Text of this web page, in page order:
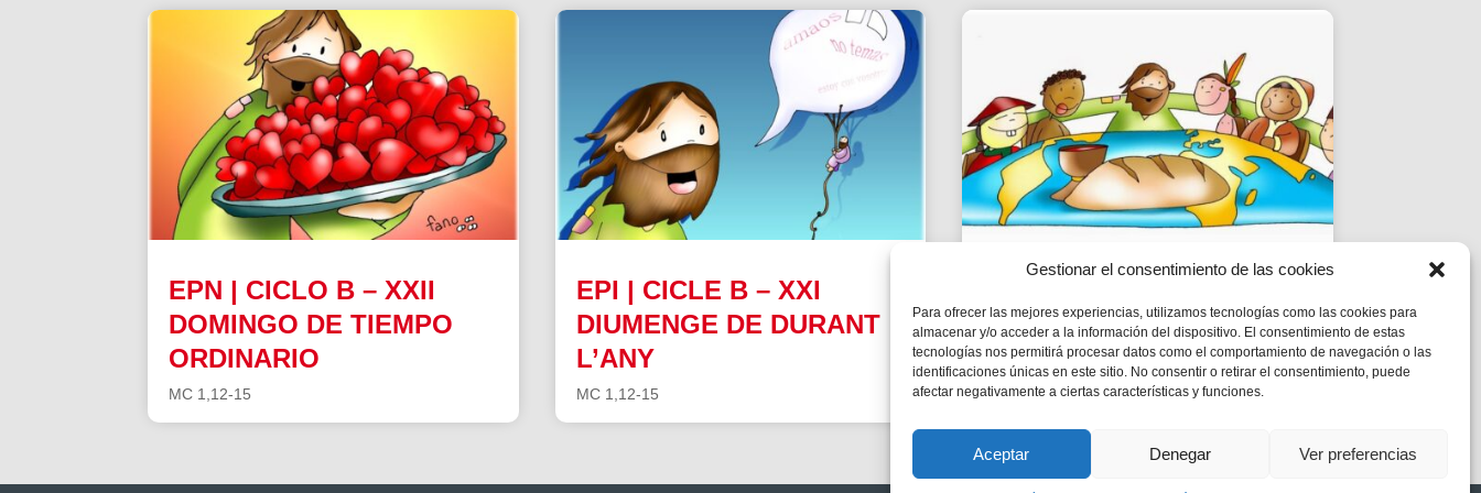
Gestionar el consentimiento de las cookies
Para ofrecer las mejores experiencias, utilizamos tecnologías como las cookies para
almacenar y/o acceder a la información del dispositivo. El consentimiento de estas
tecnologías nos permitirá procesar datos como el comportamiento de navegación o las
identificaciones únicas en este sitio. No consentir o retirar el consentimiento, puede
afectar negativamente a ciertas características y funciones.
Aceptar Denegar Ver preferencias
EPN | CICLO B – XXII
DOMINGO DE TIEMPO
ORDINARIO
MC 1,12-15
EPI | CICLE B – XXI
DIUMENGE DE DURANT
L’ANY
MC 1,12-15
DIUMENGE DE DURANT
L’ANY
MC 1,12-15